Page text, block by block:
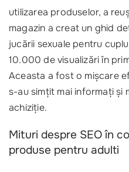
utilizarea produselor, a
magazin a creat un ghid
jucării sexuale pentru
10.000 de visualizări în
Aceasta a fost o mișcare
s-au simțit mai informați și
achiziție.
Mituri despre SEO în
produse pentru adulti